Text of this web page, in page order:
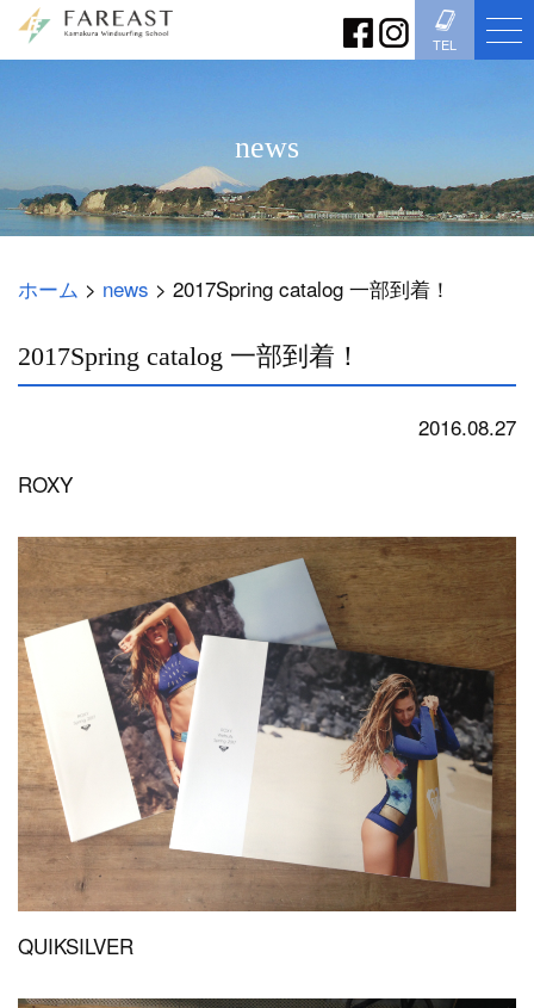
TEL
news
ホーム > news > 2017Spring catalog 一部到着！
2017Spring catalog 一部到着！
2016.08.27
ROXY
QUIKSILVER